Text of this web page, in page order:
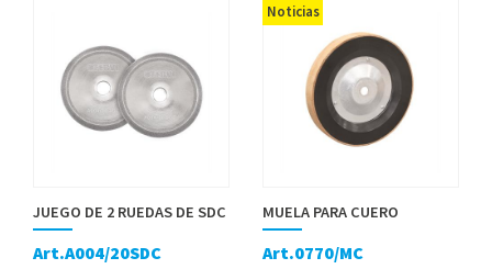
JUEGO DE 2 RUEDAS DE SDC
Art.A004/20SDC
Noticias
MUELA PARA CUERO
Art.0770/MC